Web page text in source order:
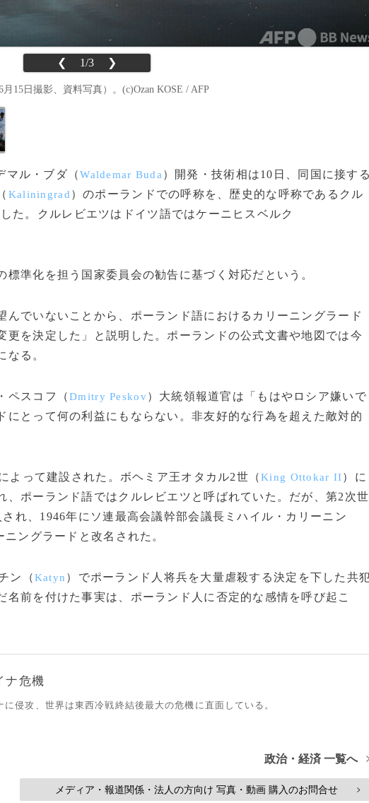
❮ 1/3 ❯
15日撮影、資料写真）。(c)Ozan KOSE / AFP
マル・ブダ（Waldemar Buda ）開発・技術相は10日、同国に接す
Kaliningrad ）のポーランドでの呼称を、歴史的な呼称であるクル
た。クルレビエツはドイツ語ではケーニヒスベルク
準化を担う国家委員会の勧告に基づく対応だという。
でいないことから、ポーランド語におけるカリーニングラード
更を決定した」と説明した。ポーランドの公式文書や地図では今
なる。
ペスコフ（Dmitry Peskov）大統領報道官は「もはやロシア嫌いで
にとって何の利益にもならない。非友好的な行為を超えた敵対的
よって建設された。ボヘミア王オタカル2世（King Ottokar II）に
、ポーランド語ではクルレビエツと呼ばれていた。だが、第2次世
され、1946年にソ連最高会議幹部会議長ミハイル・カリーニン
ングラードと改名された。
ン（Katyn ）でポーランド人将兵を大量虐殺する決定を下した共
前を付けた事実は、ポーランド人に否定的な感情を呼び起こ
ナ危機
に侵攻、世界は東西冷戦終結後最大の危機に直面している。
政治・経済 一覧へ
メディア・報道関係・法人の方向け 写真・動画 購入のお問合せ >